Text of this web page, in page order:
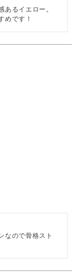
あるイエロー。
めです！
なので骨格スト